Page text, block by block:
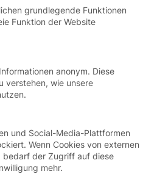
grundlegende Funktionen
Funktion der Website
anonym. Diese
verstehen, wie unsere
und Social-Media-Plattformen
Wenn Cookies von externen
der Zugriff auf diese
mehr.